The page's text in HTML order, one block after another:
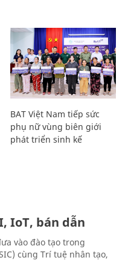
BAT Việt Nam tiếp sức
phụ nữ vùng biên giới
phát triển sinh kế
IoT, bán dẫn
vào đào tạo trong
cùng Trí tuệ nhân tạo,